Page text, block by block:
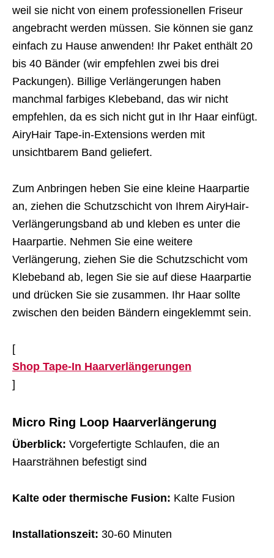
weil sie nicht von einem professionellen Friseur
angebracht werden müssen. Sie können sie ganz
einfach zu Hause anwenden! Ihr Paket enthält 20
bis 40 Bänder (wir empfehlen zwei bis drei
Packungen). Billige Verlängerungen haben
manchmal farbiges Klebeband, das wir nicht
empfehlen, da es sich nicht gut in Ihr Haar einfügt.
AiryHair Tape-in-Extensions werden mit
unsichtbarem Band geliefert.
Zum Anbringen heben Sie eine kleine Haarpartie
an, ziehen die Schutzschicht von Ihrem AiryHair-
Verlängerungsband ab und kleben es unter die
Haarpartie. Nehmen Sie eine weitere
Verlängerung, ziehen Sie die Schutzschicht vom
Klebeband ab, legen Sie sie auf diese Haarpartie
und drücken Sie sie zusammen. Ihr Haar sollte
zwischen den beiden Bändern eingeklemmt sein.
[
Shop Tape-In Haarverlängerungen
]
Micro Ring Loop Haarverlängerung
Überblick: Vorgefertigte Schlaufen, die an
Haarsträhnen befestigt sind
Kalte oder thermische Fusion: Kalte Fusion
Installationszeit: 30-60 Minuten